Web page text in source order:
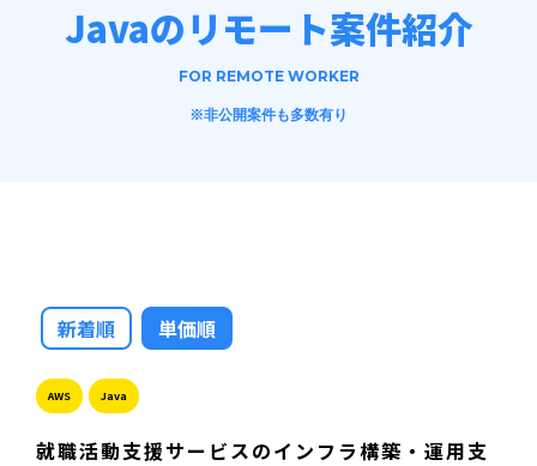
Javaのリモート案件紹介
FOR REMOTE WORKER
※非公開案件も多数有り
新着順 単価順
AWS Java
就職活動支援サービスのインフラ構築・運用支